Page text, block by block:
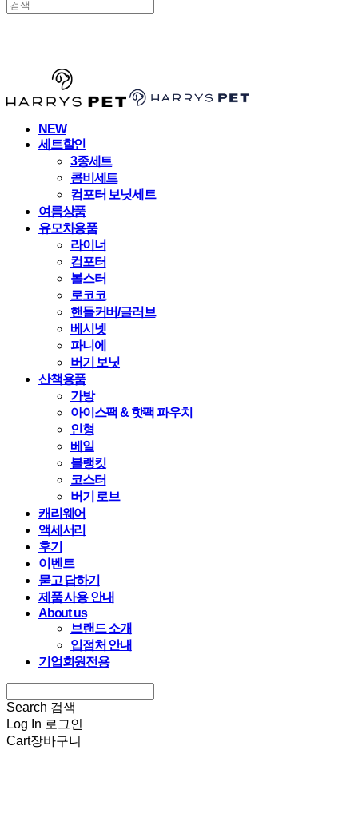
NEW
세트할인
3종세트
콤비세트
컴포터 보닛세트
여름상품
유모차용품
라이너
컴포터
볼스터
로코코
핸들커버/글러브
베시넷
파니에
버기 보닛
산책용품
가방
아이스팩 & 핫팩 파우치
인형
베일
블랭킷
코스터
버기 로브
캐리웨어
액세서리
후기
이벤트
묻고 답하기
제품 사용 안내
About us
브랜드 소개
입점처 안내
기업회원전용
Search 검색
Log In 로그인
Cart장바구니